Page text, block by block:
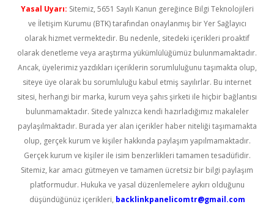
Yasal Uyarı: Sitemiz, 5651 Sayılı Kanun gereğince Bilgi Teknolojileri
ve İletişim Kurumu (BTK) tarafından onaylanmış bir Yer Sağlayıcı
olarak hizmet vermektedir. Bu nedenle, sitedeki içerikleri proaktif
olarak denetleme veya araştırma yükümlülüğümüz bulunmamaktadır.
Ancak, üyelerimiz yazdıkları içeriklerin sorumluluğunu taşımakta olup,
siteye üye olarak bu sorumluluğu kabul etmiş sayılırlar. Bu internet
sitesi, herhangi bir marka, kurum veya şahıs şirketi ile hiçbir bağlantısı
bulunmamaktadır. Sitede yalnızca kendi hazırladığımız makaleler
paylaşılmaktadır. Burada yer alan içerikler haber niteliği taşımamakta
olup, gerçek kurum ve kişiler hakkında paylaşım yapılmamaktadır.
Gerçek kurum ve kişiler ile isim benzerlikleri tamamen tesadüfidir.
Sitemiz, kar amacı gütmeyen ve tamamen ücretsiz bir bilgi paylaşım
platformudur. Hukuka ve yasal düzenlemelere aykırı olduğunu
düşündüğünüz içerikleri, backlinkpanelicomtr@gmail.com